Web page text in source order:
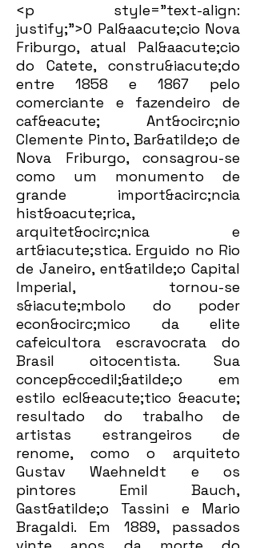
<p style="text-align:
justify;">O Pal&aacute;cio Nova
Friburgo, atual Pal&aacute;cio
do Catete, constru&iacute;do
entre 1858 e 1867 pelo
comerciante e fazendeiro de
caf&eacute; Ant&ocirc;nio
Clemente Pinto, Bar&atilde;o de
Nova Friburgo, consagrou-se
como um monumento de
grande import&acirc;ncia
hist&oacute;rica,
arquitet&ocirc;nica e
art&iacute;stica. Erguido no Rio
de Janeiro, ent&atilde;o Capital
Imperial, tornou-se
s&iacute;mbolo do poder
econ&ocirc;mico da elite
cafeicultora escravocrata do
Brasil oitocentista. Sua
concep&ccedil;&atilde;o em
estilo ecl&eacute;tico &eacute;
resultado do trabalho de
artistas estrangeiros de
renome, como o arquiteto
Gustav Waehneldt e os
pintores Emil Bauch,
Gast&atilde;o Tassini e Mario
Bragaldi. Em 1889, passados